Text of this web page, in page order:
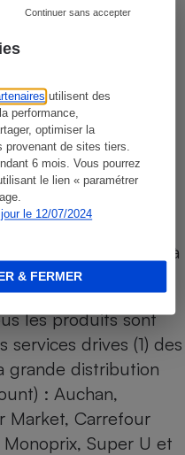
utilisent des
performance,
optimiser la
provenant de sites tiers.
6 mois. Vous pourrez
le lien « paramétrer
le 12/07/2024
Continuer sans accepter
& FERMER
propose le
géolocalisés
sur l’ensemble
produits de
sont comparés à
concurrents.
les produits sont
services drives (1) des
grande distribution
: Auchan,
Market, Carrefour
Super U et